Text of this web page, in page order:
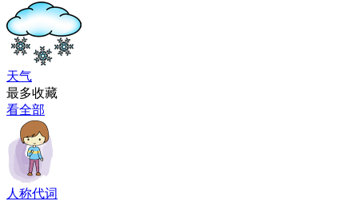
天气
最多收藏
看全部
人称代词